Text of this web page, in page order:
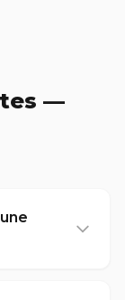
—